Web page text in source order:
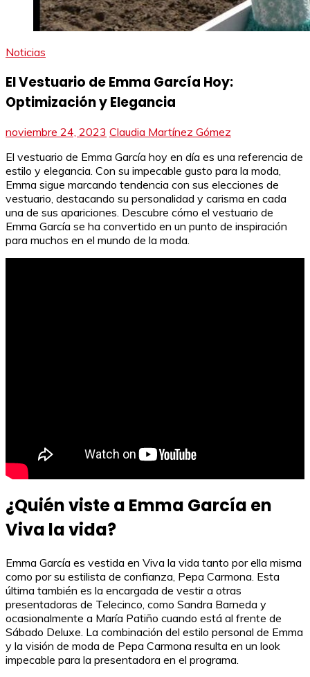
Noticias
El Vestuario de Emma García Hoy:
Optimización y Elegancia
noviembre 24, 2023 Claudia Martínez Gómez
El vestuario de Emma García hoy en día es una referencia de
estilo y elegancia. Con su impecable gusto para la moda,
Emma sigue marcando tendencia con sus elecciones de
vestuario, destacando su personalidad y carisma en cada
una de sus apariciones. Descubre cómo el vestuario de
Emma García se ha convertido en un punto de inspiración
para muchos en el mundo de la moda.
¿Quién viste a Emma García en
Viva la vida?
Emma García es vestida en Viva la vida tanto por ella misma
como por su estilista de confianza, Pepa Carmona. Esta
última también es la encargada de vestir a otras
presentadoras de Telecinco, como Sandra Barneda y
ocasionalmente a María Patiño cuando está al frente de
Sábado Deluxe. La combinación del estilo personal de Emma
y la visión de moda de Pepa Carmona resulta en un look
impecable para la presentadora en el programa.